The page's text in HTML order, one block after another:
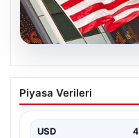
04.08.2026
FED faiz kararı
Nisan ayı faiz
Piyasa Verileri
USD